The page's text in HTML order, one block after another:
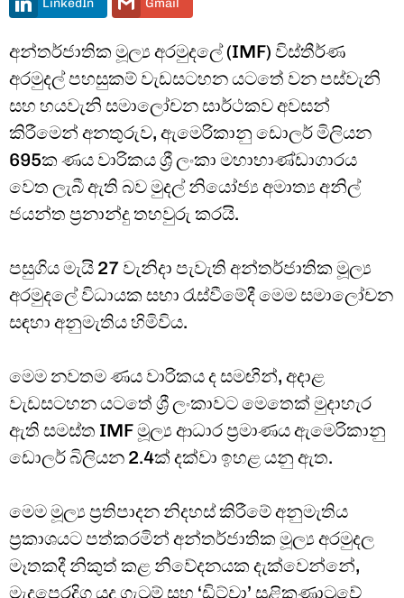
LinkedIn Gmail
අන්තර්ජාතික මූල්‍ය අරමුදලේ (IMF) විස්තීර්ණ
අරමුදල් පහසුකම් වැඩසටහන යටතේ වන පස්වැනි
සහ හයවැනි සමාලෝචන සාර්ථකව අවසන්
කිරීමෙන් අනතුරුව, ඇමෙරිකානු ඩොලර් මිලියන
695ක ණය වාරිකය ශ්‍රී ලංකා මහාභාණ්ඩාගාරය
වෙත ලැබී ඇති බව මුදල් නියෝජ්‍ය අමාත්‍ය අනිල්
ජයන්ත ප්‍රනාන්දු තහවුරු කරයි.
පසුගිය මැයි 27 වැනිදා පැවැති අන්තර්ජාතික මූල්‍ය
අරමුදලේ විධායක සභා රැස්වීමේදී මෙම සමාලෝචන
සඳහා අනුමැතිය හිමිවිය.
මෙම නවතම ණය වාරිකය ද සමඟින්, අදාළ
වැඩසටහන යටතේ ශ්‍රී ලංකාවට මෙතෙක් මුදාහැර
ඇති සමස්ත IMF මූල්‍ය ආධාර ප්‍රමාණය ඇමෙරිකානු
ඩොලර් බිලියන 2.4ක් දක්වා ඉහළ යනු ඇත.
මෙම මූල්‍ය ප්‍රතිපාදන නිදහස් කිරීමේ අනුමැතිය
ප්‍රකාශයට පත්කරමින් අන්තර්ජාතික මූල්‍ය අරමුදල
මෑතකදී නිකුත් කළ නිවේදනයක දැක්වෙන්නේ,
මැදපෙරදිග යුද ගැටුම් සහ ‘ඩිට්වා’ සුළිකුණාටුවේ